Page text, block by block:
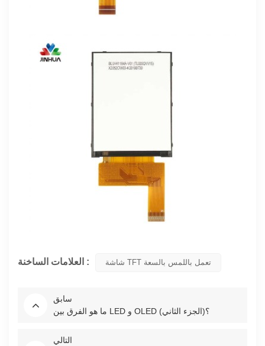
العلامات الساخنة : شاشة TFT تعمل باللمس بالسعة
سابق
ما هو الفرق بين LED و OLED (الجزء الثاني)؟
التالي